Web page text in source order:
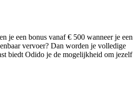
je een bonus vanaf € 500 wanneer je een
vervoer? Dan worden je volledige
biedt Odido je de mogelijkheid om jezelf